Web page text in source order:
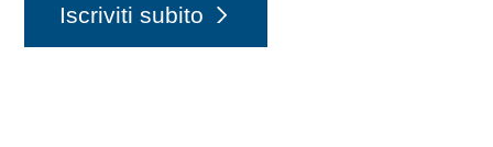
Iscriviti subito